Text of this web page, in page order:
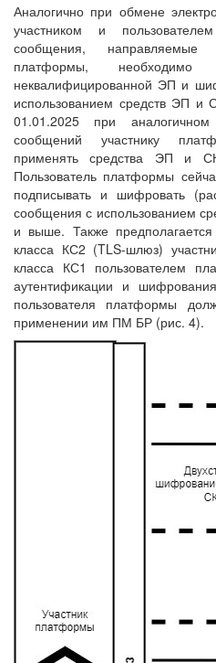
Аналогично при обмене
участником и
сообщения, направляемые
платформы, необходимо
неквалифицированной ЭП и
использованием средств ЭП
01.01.2025 при аналогичном
сообщений участнику
применять средства ЭП и
Пользователь платформы
подписывать и шифровать
сообщения с использованием
и выше. Также
класса КС2 (TLS-шлюз)
класса КС1 пользователем
аутентификации и
пользователя платформы
применении им ПМ БР (рис. 4).